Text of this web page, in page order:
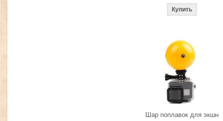
Шар поплавок для экшн